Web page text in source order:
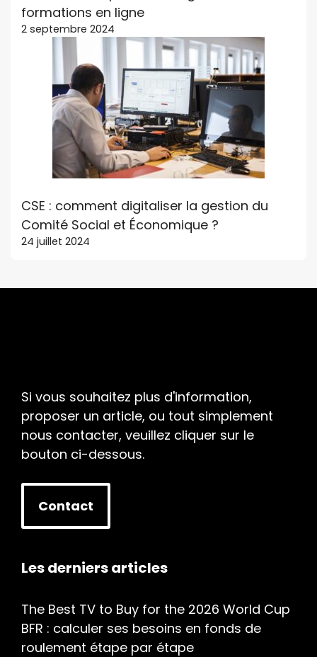
formations en ligne
2 septembre 2024
CSE : comment digitaliser la gestion du
Comité Social et Économique ?
24 juillet 2024
Si vous souhaitez plus d'information,
proposer un article, ou tout simplement
nous contacter, veuillez cliquer sur le
bouton ci-dessous.
Contact
Les derniers articles
The Best TV to Buy for the 2026 World Cup
BFR : calculer ses besoins en fonds de
roulement étape par étape